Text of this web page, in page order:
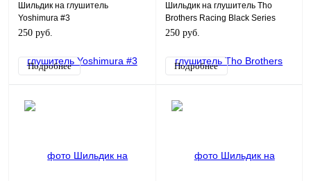
Шильдик на глушитель
Yoshimura #3
250 руб.
Подробнее
Шильдик на глушитель Tho
Brothers Racing Black Series
250 руб.
Подробнее